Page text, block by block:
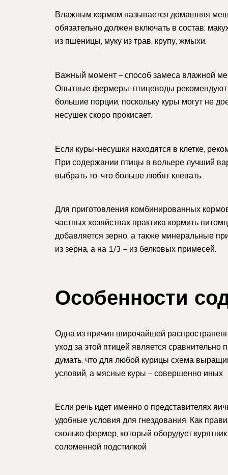
Влажным кормом называется домашняя
обязательно должен включать в состав:
из пшеницы, муку из трав, крупу, жмыхи.
Важный момент – способ замеса влажной
Опытные фермеры-птицеводы рекомендуют
большие порции, поскольку куры могут не
несушек скоро прокисает.
Если куры-несушки находятся в клетке,
При содержании птицы в вольере лучший
выбрать то, что больше любят клевать.
Для приготовления комбинированных
частных хозяйствах практика кормить
добавляется зерно, а также минеральные
из зерна, а на 1/3 – из белковых примесей.
Особенности
Одна из причин широчайшей
уход за этой птицей является
думать, что для любой курицы схема
условий, а мясные куры – совершенно иных
Если речь идет именно о представителях
удобные условия для гнездования. Как
сколько фермер, который оборудует
соломенной подстилкой